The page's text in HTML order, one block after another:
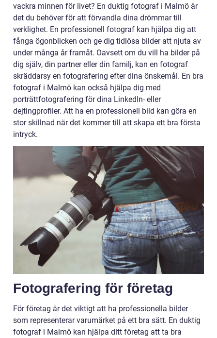
vackra minnen för livet? En duktig fotograf i Malmö är
det du behöver för att förvandla dina drömmar till
verklighet. En professionell fotograf kan hjälpa dig att
fånga ögonblicken och ge dig tidlösa bilder att njuta av
under många år framåt. Oavsett om du vill ha bilder på
dig själv, din partner eller din familj, kan en fotograf
skräddarsy en fotografering efter dina önskemål. En bra
fotograf i Malmö kan också hjälpa dig med
porträttfotografering för dina LinkedIn- eller
dejtingprofiler. Att ha en professionell bild kan göra en
stor skillnad när det kommer till att skapa ett bra första
intryck.
Fotografering för företag
För företag är det viktigt att ha professionella bilder
som representerar varumärket på ett bra sätt. En duktig
fotograf i Malmö kan hjälpa ditt företag att ta bra